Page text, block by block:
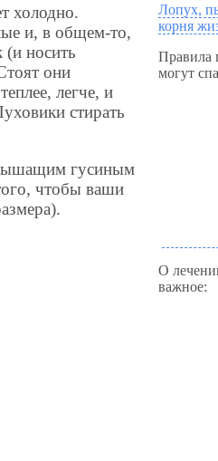
холодно.
и, в общем-то,
(и носить
они
легче, и
стирать
гусиным
чтобы ваши
Лопух,
корня
Правила
могут
О
важное: